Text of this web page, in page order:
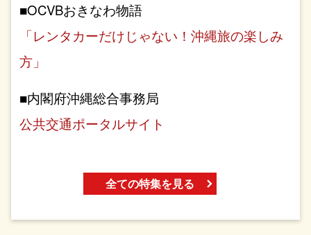
■OCVBおきなわ物語
「レンタカーだけじゃない！沖縄旅の楽しみ
方」
■内閣府沖縄総合事務局
公共交通ポータルサイト
全ての特集を見る